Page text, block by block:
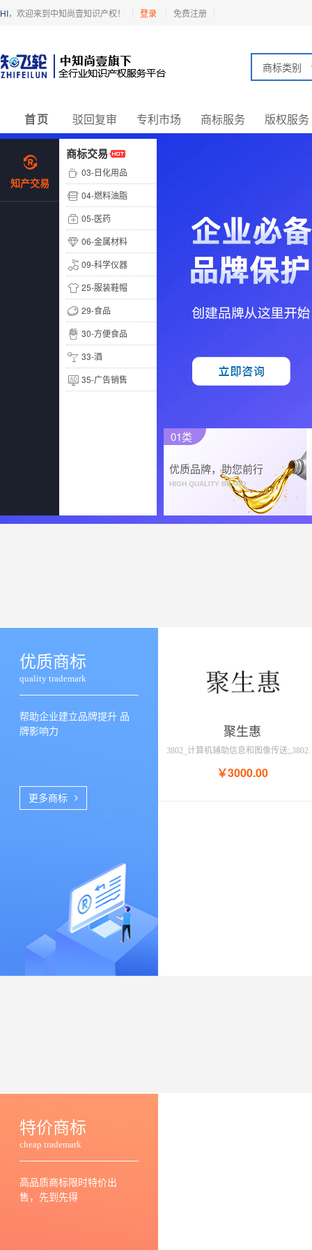
HI，欢迎来到中知尚壹知识产权！ 登录 免费注册
商标类别
首页 驳回复审 专利市场 商标服务 版权服务
知产交易
商标交易
03-日化用品
04-燃料油脂
05-医药
06-金属材料
09-科学仪器
25-服装鞋帽
29-食品
30-方便食品
33-酒
35-广告销售
01类
优质品牌，助您前行
HIGH QUALITY BRAND
优质商标
quality trademark
帮助企业建立品牌提升 品
牌影响力
更多商标
聚生惠
3802_计算机辅助信息和图像传送;,3802_提供互联网
￥3000.00
特价商标
cheap trademark
高品质商标限时特价出
售，先到先得